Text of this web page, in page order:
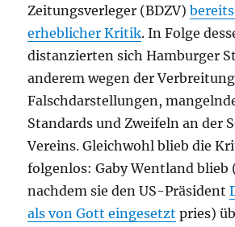
Zeitungsverleger (BDZV)
erheblicher Kritik. In Folge
distanzierten sich Hamburger
anderem wegen der
Falschdarstellungen,
Standards und Zweifeln an der
Vereins. Gleichwohl blieb die
folgenlos: Gaby Wentland blieb
nachdem sie den US-Präsident
als von Gott eingesetzt pries)